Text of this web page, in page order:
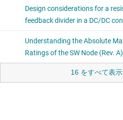
16 をすべて表示